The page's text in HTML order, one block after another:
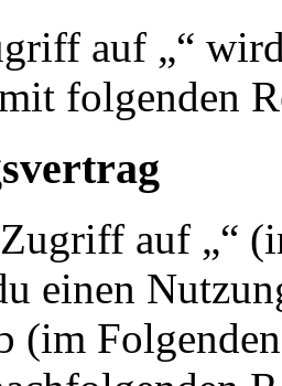
auf „“
folgenden
auf „“
einen
(im